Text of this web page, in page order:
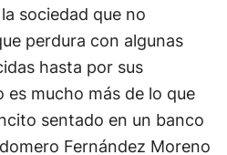
sociedad que no
perdura con algunas
hasta por sus
mucho más de lo que
sentado en un banco
Fernández Moreno